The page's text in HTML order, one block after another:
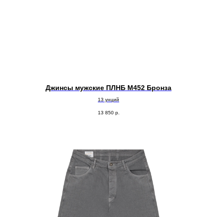
Джинсы мужские ПЛНБ М452 Бронза
13 унций
13 850 р.